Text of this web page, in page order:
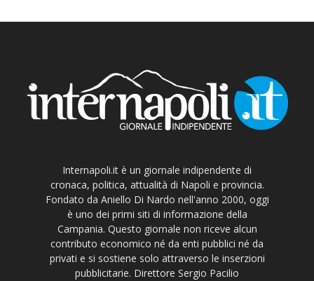
Internapoli.it è un giornale indipendente di
cronaca, politica, attualità di Napoli e provincia.
Fondato da Aniello Di Nardo nell'anno 2000, oggi
è uno dei primi siti di informazione della
Campania. Questo giornale non riceve alcun
contributo economico né da enti pubblici né da
privati e si sostiene solo attraverso le inserzioni
pubblicitarie. Direttore Sergio Pacilio